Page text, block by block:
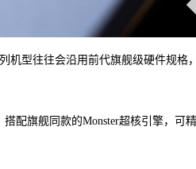
机型往往会沿用前代旗舰级硬件规格
配旗舰同款的Monster超核引擎，可